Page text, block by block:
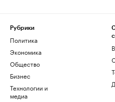
Рубрики
Политика
Экономика
Общество
Бизнес
Технологии и
медиа